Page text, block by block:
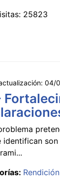
25823
04/
identifican